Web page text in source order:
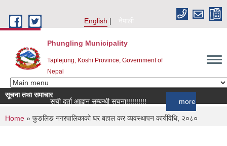
English
नेपाली
Phungling Municipality
Taplejung, Koshi Province, Government of
Nepal
सूचना तथा समाचार
सूची दर्ता आह्वान सम्बन्धी सूचना!!!!!!!!!!
You are here
Home » फुङलिङ नगरपालिकाको घर बहाल कर व्यवस्थापन कार्यविधि, २०८०